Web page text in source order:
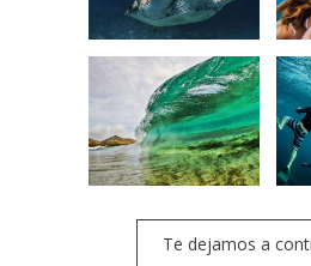
Te dejamos a